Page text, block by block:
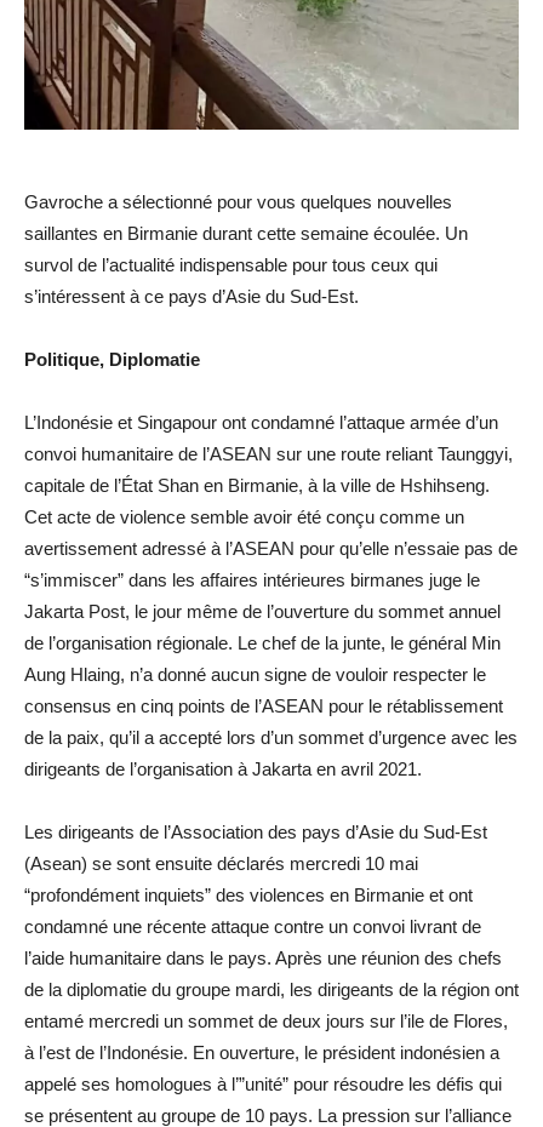
Gavroche a sélectionné pour vous quelques nouvelles
saillantes en Birmanie durant cette semaine écoulée. Un
survol de l’actualité indispensable pour tous ceux qui
s’intéressent à ce pays d’Asie du Sud-Est.
Politique, Diplomatie
L’Indonésie et Singapour ont condamné l’attaque armée d’un
convoi humanitaire de l’ASEAN sur une route reliant Taunggyi,
capitale de l’État Shan en Birmanie, à la ville de Hshihseng.
Cet acte de violence semble avoir été conçu comme un
avertissement adressé à l’ASEAN pour qu’elle n’essaie pas de
“s’immiscer” dans les affaires intérieures birmanes juge le
Jakarta Post, le jour même de l’ouverture du sommet annuel
de l’organisation régionale. Le chef de la junte, le général Min
Aung Hlaing, n’a donné aucun signe de vouloir respecter le
consensus en cinq points de l’ASEAN pour le rétablissement
de la paix, qu’il a accepté lors d’un sommet d’urgence avec les
dirigeants de l’organisation à Jakarta en avril 2021.
Les dirigeants de l’Association des pays d’Asie du Sud-Est
(Asean) se sont ensuite déclarés mercredi 10 mai
“profondément inquiets” des violences en Birmanie et ont
condamné une récente attaque contre un convoi livrant de
l’aide humanitaire dans le pays. Après une réunion des chefs
de la diplomatie du groupe mardi, les dirigeants de la région ont
entamé mercredi un sommet de deux jours sur l’ile de Flores,
à l’est de l’Indonésie. En ouverture, le président indonésien a
appelé ses homologues à l’”unité” pour résoudre les défis qui
se présentent au groupe de 10 pays. La pression sur l’alliance